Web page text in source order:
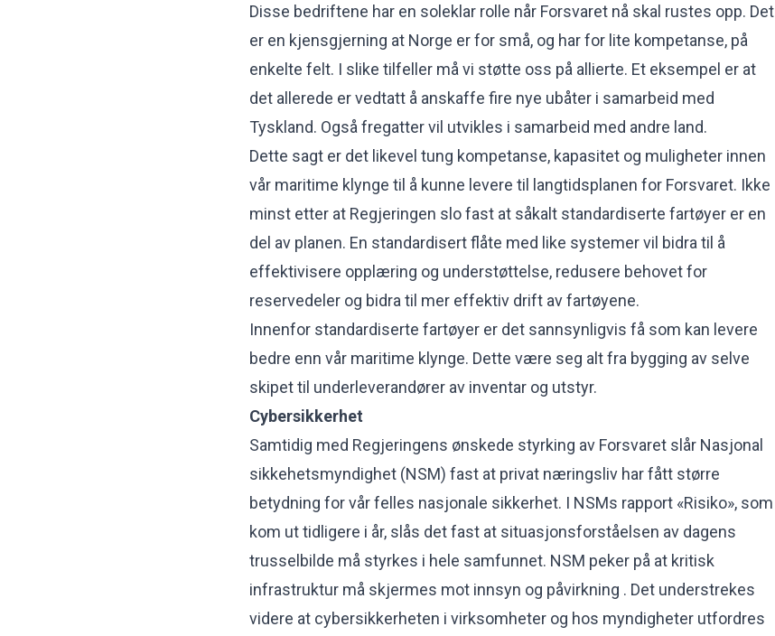
Disse bedriftene har en soleklar rolle når Forsvaret nå skal rustes opp. Det
er en kjensgjerning at Norge er for små, og har for lite kompetanse, på
enkelte felt. I slike tilfeller må vi støtte oss på allierte. Et eksempel er at
det allerede er vedtatt å anskaffe fire nye ubåter i samarbeid med
Tyskland. Også fregatter vil utvikles i samarbeid med andre land.
Dette sagt er det likevel tung kompetanse, kapasitet og muligheter innen
vår maritime klynge til å kunne levere til langtidsplanen for Forsvaret. Ikke
minst etter at Regjeringen slo fast at såkalt standardiserte fartøyer er en
del av planen. En standardisert flåte med like systemer vil bidra til å
effektivisere opplæring og understøttelse, redusere behovet for
reservedeler og bidra til mer effektiv drift av fartøyene.
Innenfor standardiserte fartøyer er det sannsynligvis få som kan levere
bedre enn vår maritime klynge. Dette være seg alt fra bygging av selve
skipet til underleverandører av inventar og utstyr.
Cybersikkerhet
Samtidig med Regjeringens ønskede styrking av Forsvaret slår Nasjonal
sikkehetsmyndighet (NSM) fast at privat næringsliv har fått større
betydning for vår felles nasjonale sikkerhet. I NSMs rapport «Risiko», som
kom ut tidligere i år, slås det fast at situasjonsforståelsen av dagens
trusselbilde må styrkes i hele samfunnet. NSM peker på at kritisk
infrastruktur må skjermes mot innsyn og påvirkning . Det understrekes
videre at cybersikkerheten i virksomheter og hos myndigheter utfordres